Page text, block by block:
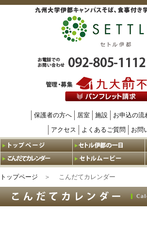
保護者の方へ 居室 施設 お申込の流
アクセス
よくあるご質問 お問
トップページ ＞ こんだてカレンダー